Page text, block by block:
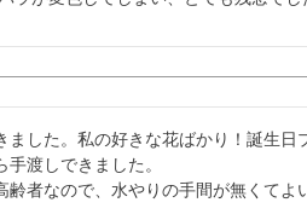
した。私の好きな花ばかり！誕生日
渡しできました。
者なので、水やりの手間が無くてよ